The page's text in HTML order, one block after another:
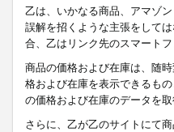
乙は、いかなる商品、アマゾ
誤解を招くような主張をして
合、乙はリンク先のスマート
商品の価格および在庫は、随
格および在庫を表示できるも
の価格および在庫のデータを取
さらに、乙が乙のサイトにて